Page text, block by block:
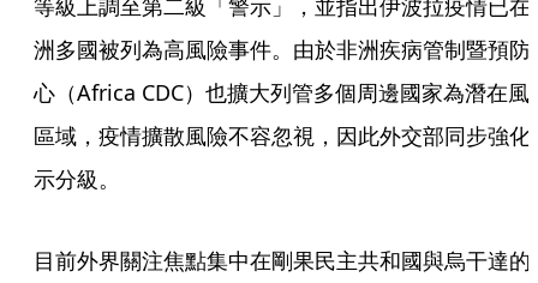
等級上調至第二級「警示」，並指出伊波拉疫情已在
洲多國被列為高風險事件。由於非洲疾病管制暨預防
心（Africa CDC）也擴大列管多個周邊國家為潛在風
區域，疫情擴散風險不容忽視，因此外交部同步強化
示分級。
目前外界關注焦點集中在剛果民主共和國與烏干達的